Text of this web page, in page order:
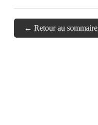
← Retour au sommaire